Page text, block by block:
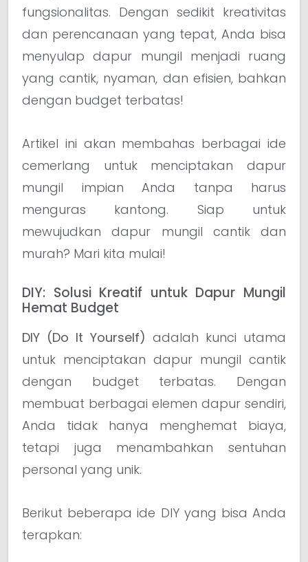
fungsionalitas. Dengan sedikit kreativitas
dan perencanaan yang tepat, Anda bisa
menyulap dapur mungil menjadi ruang
yang cantik, nyaman, dan efisien, bahkan
dengan budget terbatas!
Artikel ini akan membahas berbagai ide
cemerlang untuk menciptakan dapur
mungil impian Anda tanpa harus
menguras kantong. Siap untuk
mewujudkan dapur mungil cantik dan
murah? Mari kita mulai!
DIY: Solusi Kreatif untuk Dapur Mungil
Hemat Budget
DIY (Do It Yourself) adalah kunci utama
untuk menciptakan dapur mungil cantik
dengan budget terbatas. Dengan
membuat berbagai elemen dapur sendiri,
Anda tidak hanya menghemat biaya,
tetapi juga menambahkan sentuhan
personal yang unik.
Berikut beberapa ide DIY yang bisa Anda
terapkan: